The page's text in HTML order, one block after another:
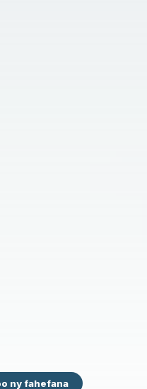
ny fahefana